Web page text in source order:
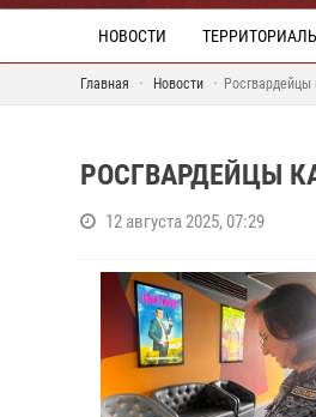
НОВОСТИ
Главная Новости Росгвардейцы
РОСГВАРДЕЙЦЫ
12 августа 2025, 07:29